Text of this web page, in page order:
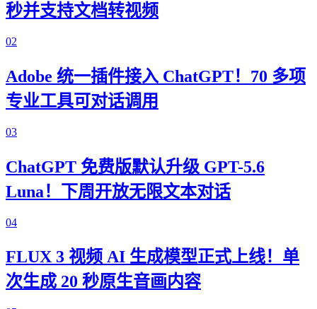
秒并支持文档转视频
02
Adobe 统一插件接入 ChatGPT！70 多项
专业工具可对话调用
03
ChatGPT 免费版默认升级 GPT-5.6
Luna！下周开放无限文本对话
04
FLUX 3 视频 AI 生成模型正式上线！单
次生成 20 秒原生音画内容